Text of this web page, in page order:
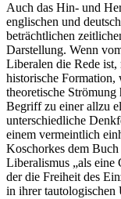
Auch das Hin- und
englischen und
beträchtlichen
Darstellung. Wenn
Liberalen die Rede ist,
historische Formation,
theoretische
Begriff zu einer allzu
unterschiedliche
einem vermeintlich
Koschorkes dem Buch
Liberalismus „als eine
der die Freiheit des
in ihrer tautologischen